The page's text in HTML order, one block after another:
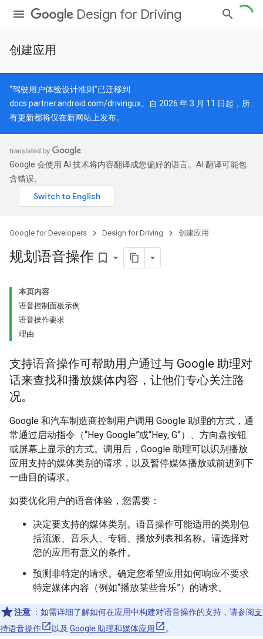
Design for Driving
创建应用
“驾驶用户体验设计准则”已迁移到
docs.partner.android.com/drivingux。自 2026 年 3 月 11 日起，所
有更新都将仅在新网站上发布。
Google 会使用 AI 技术将内容翻译成您偏好的语言。AI 翻译可能包
含错误。
Google for Developers Design for Driving 创建应用
规划语音操作 bookmark_border
本页内容
语音控制面板示例
语音操作要求
理由
支持语音操作可帮助用户通过与 Google 助理对
话来查找和播放媒体内容，让他们专心关注路
况。
Google 和汽车制造商控制用户调用 Google 助理的方式，通
常通过启动指令（“Hey Google”或“Hey, G”）、方向盘按钮
或屏幕上显示的方式。调用后，Google 助理可以识别播放
应用支持的媒体类别的请求，以及暂停媒体播放或前进到下
一曲目的请求。
如要优化用户的语音体验，您需要：
决定要支持的媒体类别。语音操作可能适用的类别包
括流派、音乐人、专辑、播放列表和名称。请选择对
您的应用有意义的条件。
预测非特定的请求。确定您希望应用如何响应不要求
特定媒体内容（例如“播放某些音乐”）的请求。
注意 ：如需详细了解如何在应用中构建对语音操作的支持，请参阅支
持语音操作
以及 Google 助理和媒体应用 。